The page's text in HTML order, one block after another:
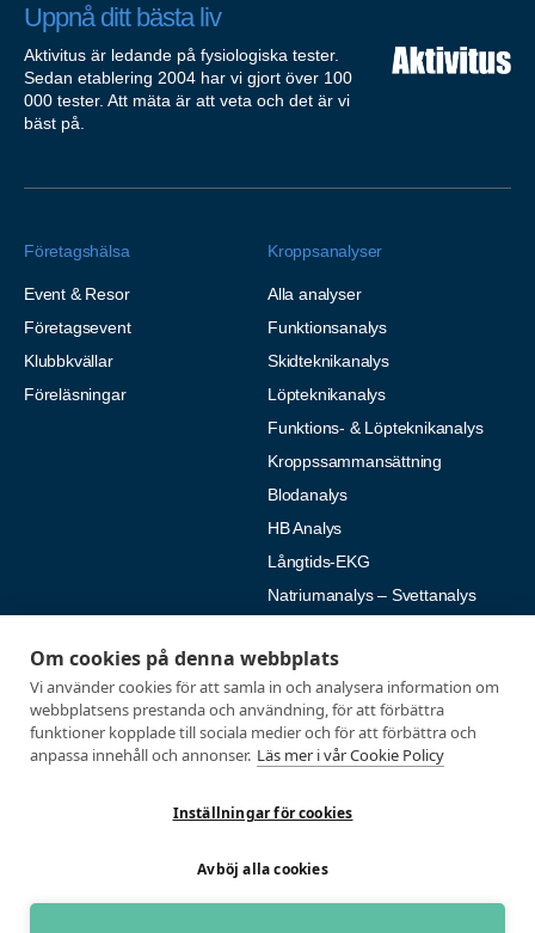
Om cookies på denna webbplats
Vi använder cookies för att samla in och analysera information om
webbplatsens prestanda och användning, för att förbättra
funktioner kopplade till sociala medier och för att förbättra och
anpassa innehåll och annonser. Läs mer i vår Cookie Policy
Inställningar för cookies
Avböj alla cookies
Uppnå ditt bästa liv
Aktivitus är ledande på fysiologiska tester.
Sedan etablering 2004 har vi gjort över 100
000 tester. Att mäta är att veta och det är vi
bäst på.
Företagshälsa
Event & Resor
Företagsevent
Klubbkvällar
Föreläsningar
Kroppsanalyser
Alla analyser
Funktionsanalys
Skidteknikanalys
Löpteknikanalys
Funktions- & Löpteknikanalys
Kroppssammansättning
Blodanalys
HB Analys
Långtids-EKG
Natriumanalys – Svettanalys
Fysiologiska tester
Alla tester
Tröskeltest cykel
Tröskeltest löpning
Tröskeltest triathlon (cykel +
Tröskeltest Duo
Medlemmar
Mina sidor
Vanliga frågor
AUTOGIRO